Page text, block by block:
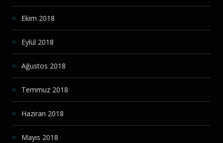
Ekim 2018
Eylül 2018
Ağustos 2018
Temmuz 2018
Haziran 2018
Mayıs 2018